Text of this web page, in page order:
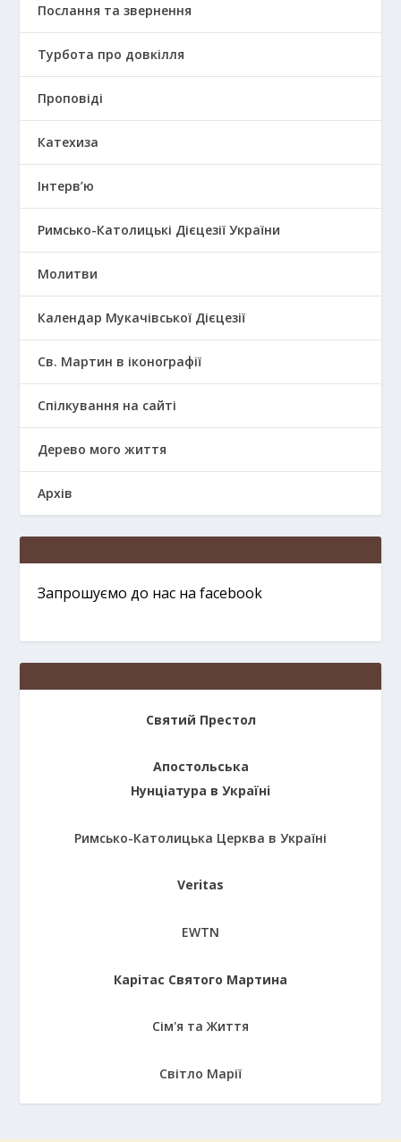
Послання та звернення
Турбота про довкілля
Проповіді
Катехиза
Інтерв’ю
Римсько-Католицькі Дієцезії України
Молитви
Календар Мукачівської Дієцезії
Св. Мартин в іконографії
Спілкування на сайті
Дерево мого життя
Архів
Запрошуємо до нас на facebook
Святий Престол
Апостольська
Нунціатура в Україні
Римсько-Католицька Церква в Україні
Veritas
EWTN
Карітас Святого Мартина
Сім'я та Життя
Світло Марії